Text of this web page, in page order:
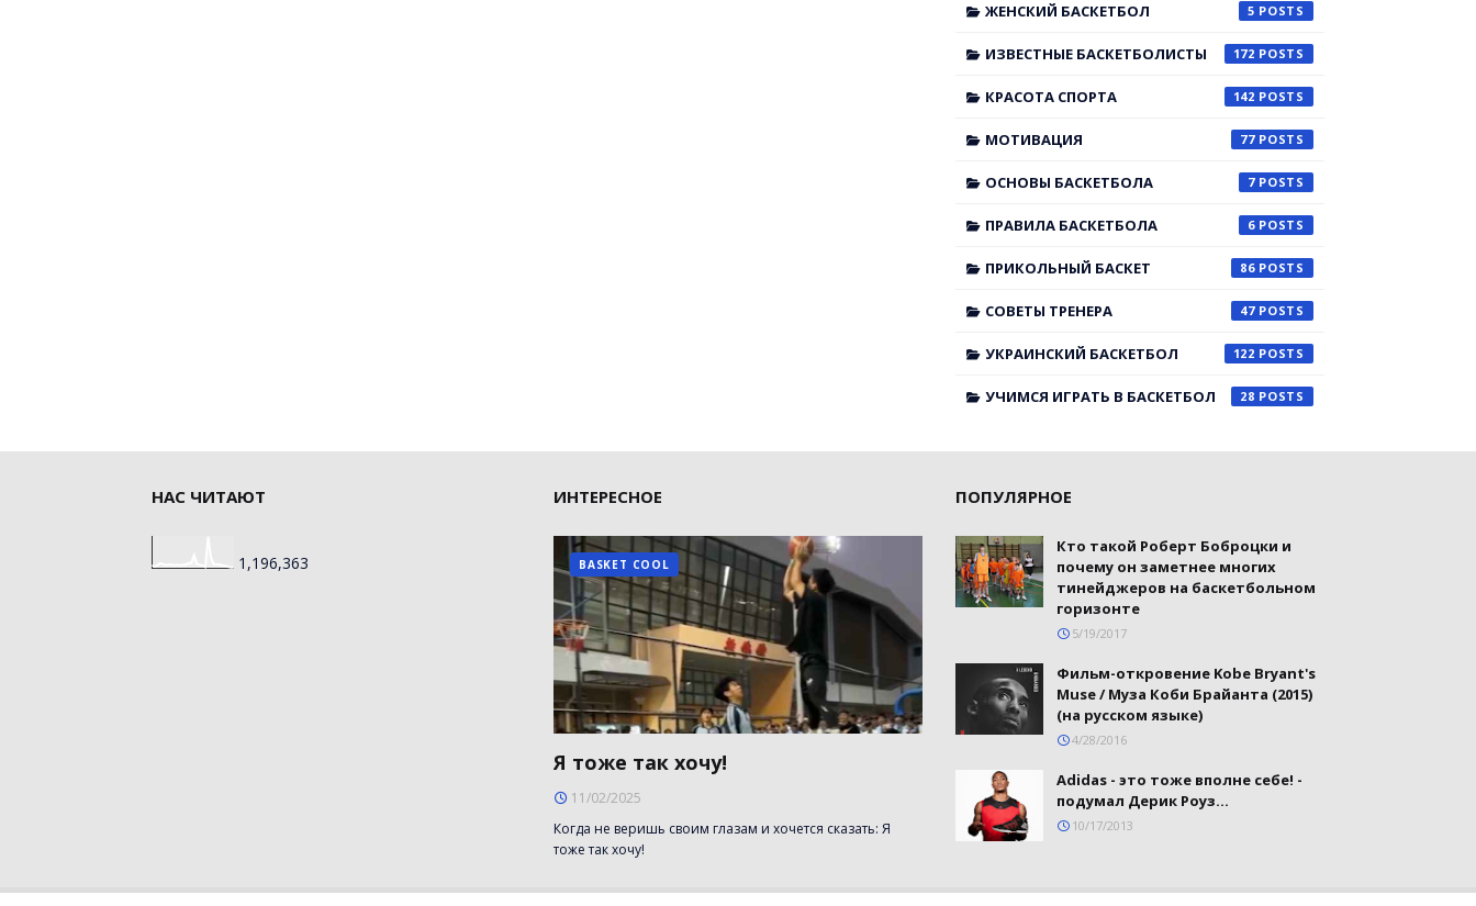
ЖЕНСКИЙ БАСКЕТБОЛ 5
ИЗВЕСТНЫЕ БАСКЕТБОЛИСТЫ 172
КРАСОТА СПОРТА 142
МОТИВАЦИЯ 77
ОСНОВЫ БАСКЕТБОЛА 7
ПРАВИЛА БАСКЕТБОЛА 6
ПРИКОЛЬНЫЙ БАСКЕТ 86
СОВЕТЫ ТРЕНЕРА 47
УКРАИНСКИЙ БАСКЕТБОЛ 122
УЧИМСЯ ИГРАТЬ В БАСКЕТБОЛ 28
НАС ЧИТАЮТ
1,196,363
ИНТЕРЕСНОЕ
BASKET COOL
Я тоже так хочу!
11/02/2025
Когда не веришь своим глазам и хочется сказать: Я
тоже так хочу!
ПОПУЛЯРНОЕ
Кто такой Роберт Боброцки и
почему он заметнее многих
тинейджеров на баскетбольном
горизонте
5/19/2017
Фильм-откровение Kobe Bryant's
Muse / Муза Коби Брайанта (2015)
(на русском языке)
4/28/2016
Adidas - это тоже вполне себе! -
подумал Дерик Роуз...
10/17/2013